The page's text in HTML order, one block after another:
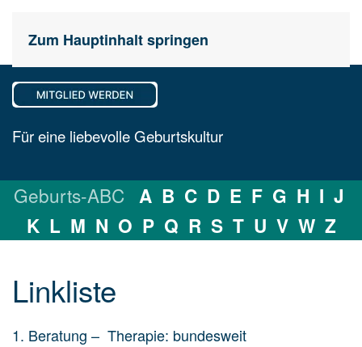
Zum Hauptinhalt springen
Für eine liebevolle Geburtskultur
Geburts-ABC A B C D E F G H I J
K L M N O P Q R S T U V W Z
Linkliste
1. Beratung – Therapie: bundesweit